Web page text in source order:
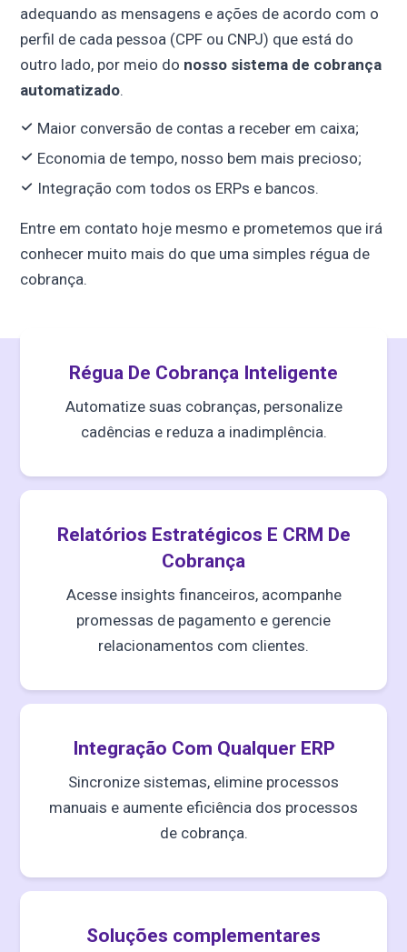
adequando as mensagens e ações de acordo com o
perfil de cada pessoa (CPF ou CNPJ) que está do
outro lado, por meio do nosso sistema de cobrança
automatizado.
Maior conversão de contas a receber em caixa;
Economia de tempo, nosso bem mais precioso;
Integração com todos os ERPs e bancos.
Entre em contato hoje mesmo e prometemos que irá
conhecer muito mais do que uma simples régua de
cobrança.
Régua De Cobrança Inteligente
Automatize suas cobranças, personalize
cadências e reduza a inadimplência.
Relatórios Estratégicos E CRM De
Cobrança
Acesse insights financeiros, acompanhe
promessas de pagamento e gerencie
relacionamentos com clientes.
Integração Com Qualquer ERP
Sincronize sistemas, elimine processos
manuais e aumente eficiência dos processos
de cobrança.
Soluções complementares